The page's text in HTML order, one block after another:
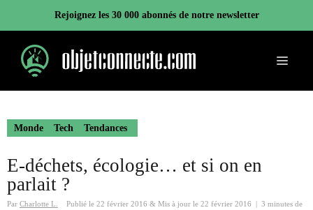
contenu
Rejoignez les 30 000 abonnés de notre newsletter
Menu
Monde Tech Tendances
E-déchets, écologie… et si on en
parlait ?
Par Charlotte L. Publié le 22 février 2016 & Mis à jour le 22 février 2016
3 minutes de